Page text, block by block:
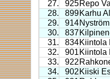
27.
925 Repo
28.
899 Karhu
29.
914
30.
837
31.
834 Kiintola
32.
901 Kiintola
33.
922
34.
902 Kiiski